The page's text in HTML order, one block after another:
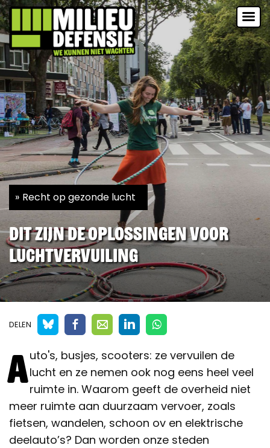
Recht op gezonde lucht
Dit zijn de oplossingen voor
luchtvervuiling
DELEN
Auto's, busjes, scooters: ze vervuilen de
lucht en ze nemen ook nog eens heel veel
ruimte in. Waarom geeft de overheid niet
meer ruimte aan duurzaam vervoer, zoals
fietsen, wandelen, schoon ov en elektrische
deelauto’s? Dan worden onze steden